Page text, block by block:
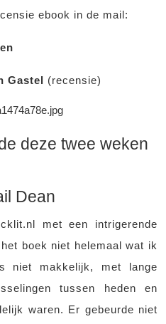
ebook in de mail:
Gastel (recensie)
deze twee weken
Dean
met een intrigerende
boek niet helemaal wat ik
niet makkelijk, met lange
tussen heden en
waren. Er gebeurde niet